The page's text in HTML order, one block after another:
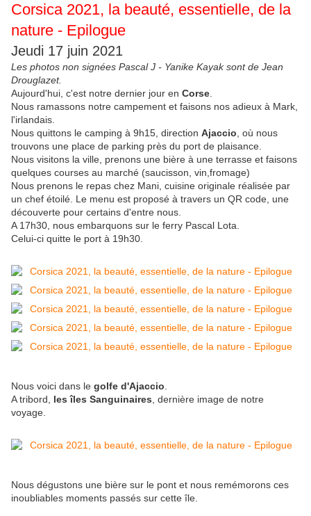
Corsica 2021, la beauté, essentielle, de la
nature - Epilogue
Jeudi 17 juin 2021
Les photos non signées Pascal J - Yanike Kayak sont de Jean
Drouglazet.
Aujourd'hui, c'est notre dernier jour en Corse
Nous ramassons notre campement et faisons nos adieux à Mark,
l'irlandais.
Nous quittons le camping à 9h15, direction Ajaccio , où nous
trouvons une place de parking près du port de plaisance.
Nous visitons la ville, prenons une bière à une terrasse et faisons
quelques courses au marché (saucisson, vin,fromage)
Nous prenons le repas chez Mani, cuisine originale réalisée par
un chef étoilé. Le menu est proposé à travers un QR code, une
découverte pour certains d'entre nous.
A 17h30, nous embarquons sur le ferry Pascal Lota.
Celui-ci quitte le port à 19h30.
Nous voici dans le golfe d'Ajaccio
A tribord, les îles Sanguinaires , dernière image de notre
voyage.
Nous dégustons une bière sur le pont et nous remémorons ces
inoubliables moments passés sur cette île.